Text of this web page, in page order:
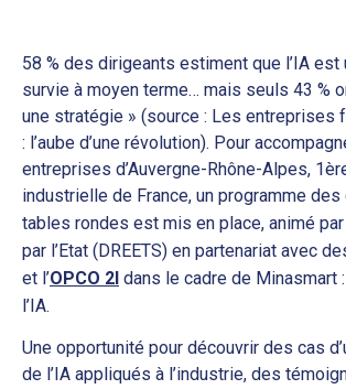
58 % des dirigeants estiment que l’IA
survie à moyen terme… mais seuls 43 %
une stratégie » (source : Les entreprises
: l’aube d’une révolution). Pour
entreprises d’Auvergne-Rhône-Alpes,
industrielle de France, un programme
tables rondes est mis en place, animé par
par l’Etat (DREETS) en partenariat avec
et l’OPCO 2I dans le cadre de Minasmart
l’IA.
Une opportunité pour découvrir des cas
de l’IA appliqués à l’industrie, des